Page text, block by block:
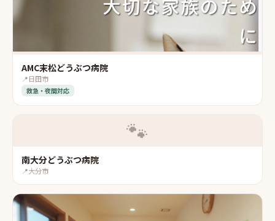
AMC末松どうぶつ病院
📍日田市
救急・夜間対応
🐾
南大分どうぶつ病院
📍大分市